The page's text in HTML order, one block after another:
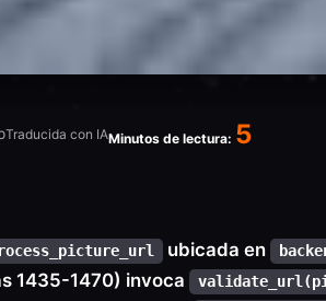
Traducida con IAMinutos de lectura: 5
ubicada en
1435-1470) invoca